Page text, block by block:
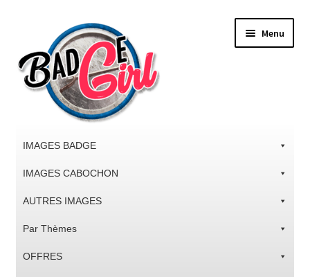
la
navigation
contenu
Menu
IMAGES BADGE
IMAGES CABOCHON
AUTRES IMAGES
Par Thèmes
OFFRES